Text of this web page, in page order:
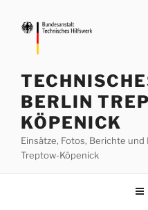
Inhalt
springen
BERLIN
KÖPENICK
Einsätze, Fotos, Berichte
Treptow-Köpenick